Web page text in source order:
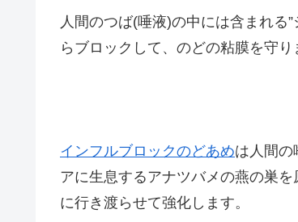
人間のつば(唾液)の中には含まれる
らブロックして、のどの粘膜を守り
インフルブロックのどあめは人間の
アに生息するアナツバメの燕の巣
に行き渡らせて強化します。